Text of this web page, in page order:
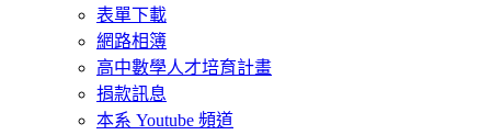
表單下載
網路相簿
高中數學人才培育計畫
捐款訊息
本系 Youtube 頻道